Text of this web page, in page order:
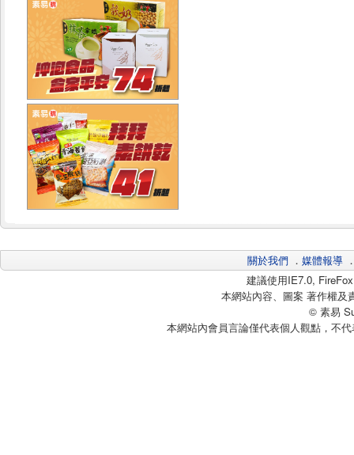
關於我們 ． 媒體報導
建議使用IE7.0,
本網站內容、圖案 著作權及
© 素易
本網站內會員言論僅代表個人觀點，不